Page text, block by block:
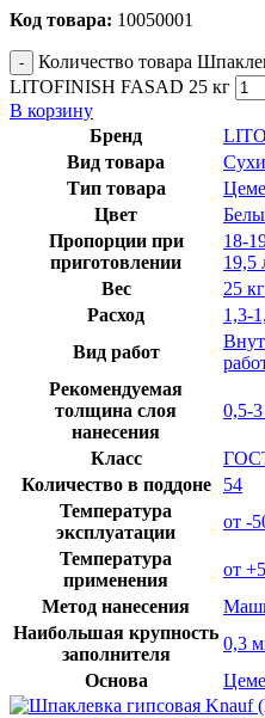
Код товара: 10050001
Количество товара
LITOFINISH FASAD 25 кг
В корзину
Бренд
Вид товара
Тип товара
Цвет
Пропорции при
приготовлении
18-
19,5
Вес
25 кг
Расход
1,3-
Вид работ
Рекомендуемая
толщина слоя
нанесения
0,5-
Класс
Количество в поддоне
54
Температура
эксплуатации
от -
Температура
применения
от
Метод нанесения
Наибольшая крупность
заполнителя
0,3
Основа